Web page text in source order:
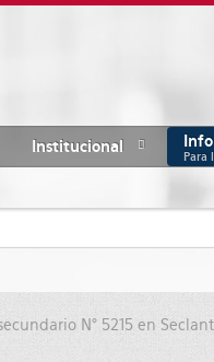
Institucional
Para
N° 5215 en